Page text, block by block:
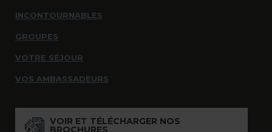
INCONTOURNABLES
GROUPES
VOTRE SÉJOUR
VOS AMBASSADEURS
VOIR ET TÉLÉCHARGER NOS
BROCHURES